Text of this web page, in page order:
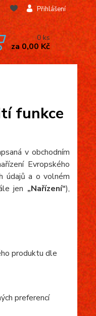
Přihlášení
0ks
za0,00 Kč
funkce
v obchodním
Evropského
údajů a o volném
jen „Nařízení“),
produktu dle
preferencí